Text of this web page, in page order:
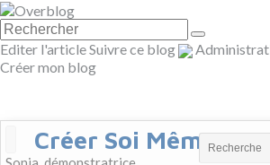
Editer l'articleSuivre ce blog
Créer mon blog
Créer Soi Même